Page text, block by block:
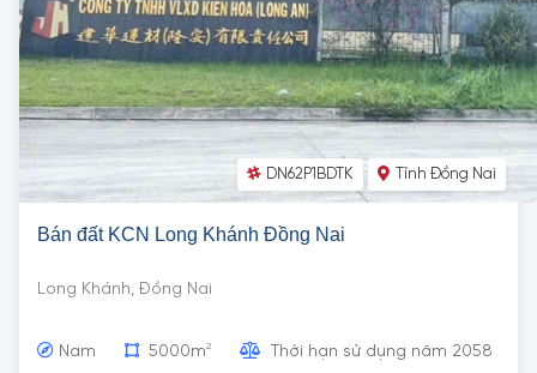
DN62P1BDTK Tỉnh Đồng Nai
Bán đất KCN Long Khánh Đồng Nai
Long Khánh, Đồng Nai
Nam 5000m2 Thời hạn sử dụng năm 2058